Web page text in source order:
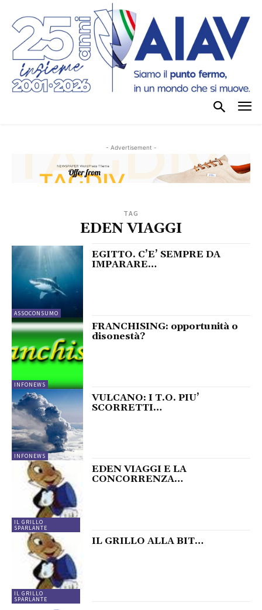
- Advertisement -
TAG
EDEN VIAGGI
ASSOCONSUMO
EGITTO. C’E’ SEMPRE DA
IMPARARE…
INFONEWS
FRANCHISING: opportunità o
disonestà?
INFONEWS
VULCANO: I T.O. PIU’
SCORRETTI…
IL GRILLO
SPARLANTE
EDEN VIAGGI E LA
CONCORRENZA…
IL GRILLO
SPARLANTE
IL GRILLO ALLA BIT…